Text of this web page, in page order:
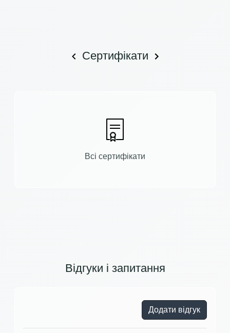
Сертифікати
Всі сертифікати
Відгуки і запитання
Додати відгук